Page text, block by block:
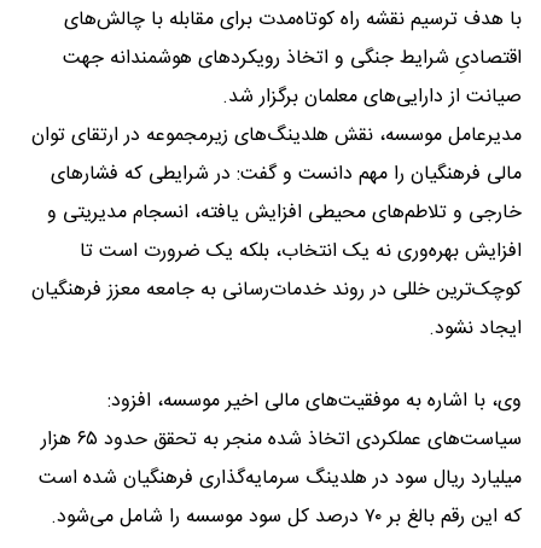
با هدف ترسیم نقشه راه کوتاه‌مدت برای مقابله با چالش‌های
اقتصادیِ شرایط جنگی و اتخاذ رویکردهای هوشمندانه جهت
صیانت از دارایی‌های معلمان برگزار شد.
مدیرعامل موسسه، نقش هلدینگ‌های زیرمجموعه در ارتقای توان
مالی فرهنگیان را مهم دانست و گفت: در شرایطی که فشارهای
خارجی و تلاطم‌های محیطی افزایش یافته، انسجام مدیریتی و
افزایش بهره‌وری نه یک انتخاب، بلکه یک ضرورت است تا
کوچک‌ترین خللی در روند خدمات‌رسانی به جامعه معزز فرهنگیان
ایجاد نشود.
وی، با اشاره به موفقیت‌های مالی اخیر موسسه، افزود:
سیاست‌های عملکردی اتخاذ شده منجر به تحقق حدود ۶۵ هزار
میلیارد ریال سود در هلدینگ سرمایه‌گذاری فرهنگیان شده است
که این رقم بالغ بر ۷۰ درصد کل سود موسسه را شامل می‌شود.